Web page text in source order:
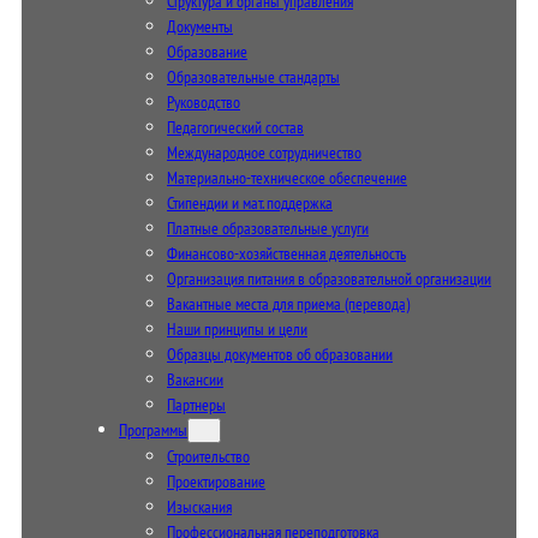
Документы
Образование
Образовательные стандарты
Руководство
Педагогический состав
Международное сотрудничество
Материально-техническое обеспечение
Стипендии и мат. поддержка
Платные образовательные услуги
Финансово-хозяйственная деятельность
Организация питания в образовательной организации
Вакантные места для приема (перевода)
Наши принципы и цели
Образцы документов об образовании
Вакансии
Партнеры
Программы
Строительство
Проектирование
Изыскания
Профессиональная переподготовка